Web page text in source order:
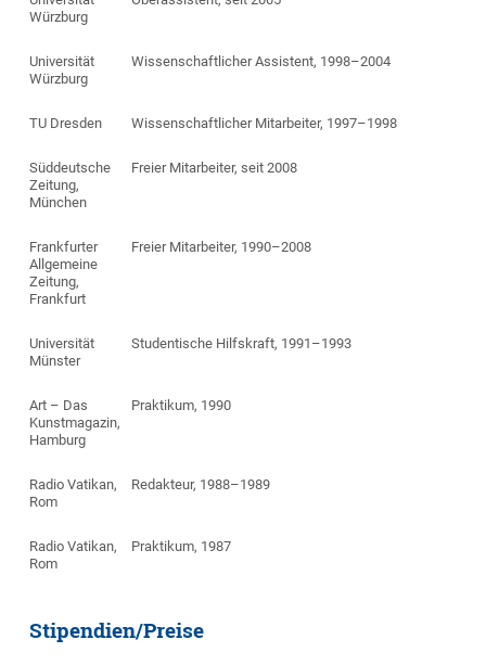
Würzburg
Universität
Würzburg
Wissenschaftlicher Assistent, 1998–2004
TU Dresden Wissenschaftlicher Mitarbeiter, 1997–1998
Süddeutsche
Zeitung,
München
Freier Mitarbeiter, seit 2008
Frankfurter
Allgemeine
Zeitung,
Frankfurt
Freier Mitarbeiter, 1990–2008
Universität
Münster
Studentische Hilfskraft, 1991–1993
Art – Das
Kunstmagazin,
Hamburg
Praktikum, 1990
Radio Vatikan,
Rom
Redakteur, 1988–1989
Radio Vatikan,
Rom
Praktikum, 1987
Stipendien/Preise